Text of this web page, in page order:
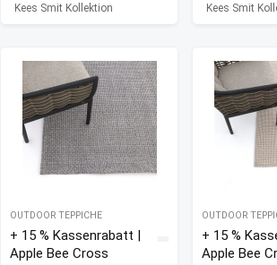
Kees Smit Kollektion Kees Smit
OUTDOOR TEPPICHE
+ 15 % Kassenrabatt |
Apple Bee Cross
OUTDOOR
+ 15 %
Apple Bee